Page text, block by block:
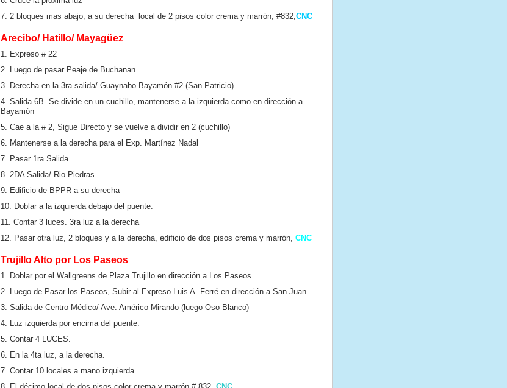
7. 2 bloques mas abajo, a su derecha local de 2 pisos color crema y marrón, #832,CNC
Arecibo/ Hatillo/ Mayagüez
1. Expreso # 22
2. Luego de pasar Peaje de Buchanan
3. Derecha en la 3ra salida/ Guaynabo Bayamón #2 (San Patricio)
4. Salida 6B- Se divide en un cuchillo, mantenerse a la izquierda como en dirección a
Bayamón
5. Cae a la # 2, Sigue Directo y se vuelve a dividir en 2 (cuchillo)
6. Mantenerse a la derecha para el Exp. Martínez Nadal
7. Pasar 1ra Salida
8. 2DA Salida/ Rio Piedras
9. Edificio de BPPR a su derecha
10. Doblar a la izquierda debajo del puente.
11. Contar 3 luces. 3ra luz a la derecha
12. Pasar otra luz, 2 bloques y a la derecha, edificio de dos pisos crema y marrón, CNC
Trujillo Alto por Los Paseos
1. Doblar por el Wallgreens de Plaza Trujillo en dirección a Los Paseos.
2. Luego de Pasar los Paseos, Subir al Expreso Luis A. Ferré en dirección a San Juan
3. Salida de Centro Médico/ Ave. Américo Mirando (luego Oso Blanco)
4. Luz izquierda por encima del puente.
5. Contar 4 LUCES.
6. En la 4ta luz, a la derecha.
7. Contar 10 locales a mano izquierda.